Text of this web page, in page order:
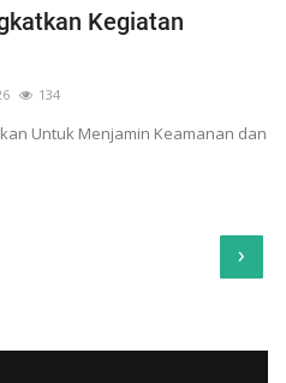
Kegiatan
134
Untuk Menjamin Keamanan dan
›